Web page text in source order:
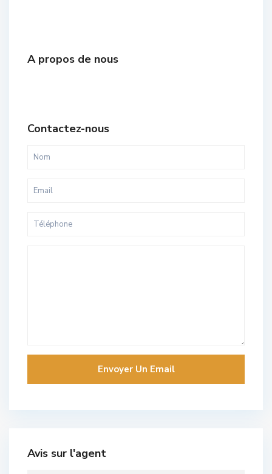
A propos de nous
Contactez-nous
Avis sur l'agent